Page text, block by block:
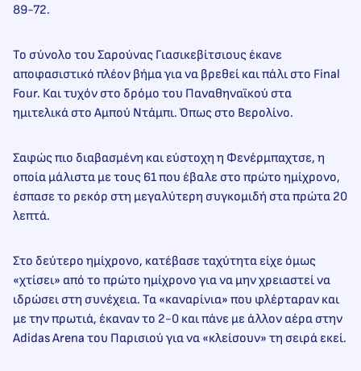
89-72.
Το σύνολο του Σαρούνας Γιασικεβίτσιους έκανε
αποφασιστικό πλέον βήμα για να βρεθεί και πάλι στο Final
Four. Και τυχόν στο δρόμο του Παναθηναϊκού στα
ημιτελικά στο Αμπού Ντάμπι. Όπως στο Βερολίνο.
Σαφώς πιο διαβασμένη και εύστοχη η Φενέρμπαχτσε, η
οποία μάλιστα με τους 61 που έβαλε στο πρώτο ημίχρονο,
έσπασε το ρεκόρ στη μεγαλύτερη συγκομιδή στα πρώτα 20
λεπτά.
Στο δεύτερο ημίχρονο, κατέβασε ταχύτητα είχε όμως
«χτίσει» από το πρώτο ημίχρονο για να μην χρειαστεί να
ιδρώσει στη συνέχεια. Τα «καναρίνια» που φλέρταραν και
με την πρωτιά, έκαναν το 2-0 και πάνε με άλλον αέρα στην
Adidas Arena του Παρισιού για να «κλείσουν» τη σειρά εκεί.